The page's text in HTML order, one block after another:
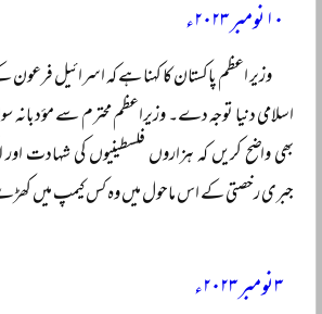
۱۰ نومبر ۲۰۲۳ء
وزیر اعظم پاکستان کا کہنا ہے کہ اسرائیل
اسلامی دنیا توجہ دے۔ وزیراعظم محترم سے مؤدبانہ
بھی واضح کریں کہ ہزاروں فلسطینیوں کی شہادت اور
جبری رخصتی کے اس ماحول میں وہ کس کیمپ میں
۳ نومبر ۲۰۲۳ء